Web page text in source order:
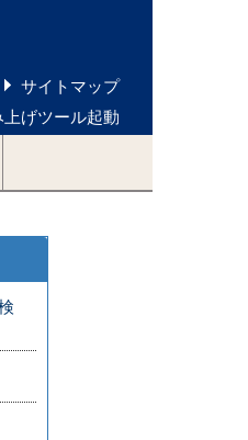
サイトマップ
げツール起動